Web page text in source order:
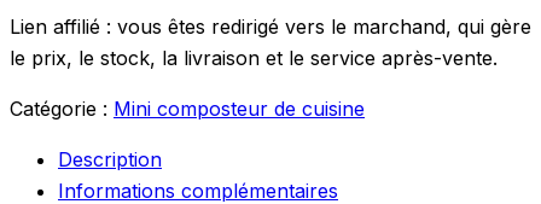
Lien affilié : vous êtes redirigé vers le marchand, qui gère
le prix, le stock, la livraison et le service après-vente.
Catégorie : Mini composteur de cuisine
Description
Informations complémentaires